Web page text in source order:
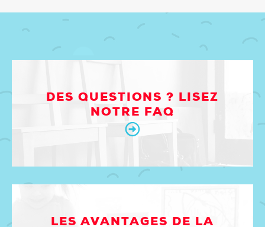
DES QUESTIONS ? LISEZ
NOTRE FAQ
LES AVANTAGES DE LA